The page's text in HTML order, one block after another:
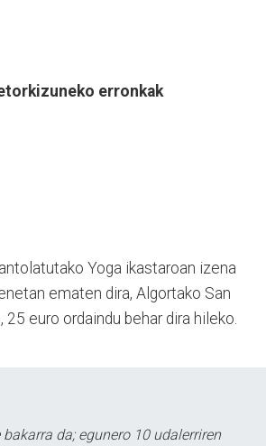
erronkak
Yoga ikastaroan izena
ematen dira, Algortako San
euro ordaindu behar dira hileko.
da; egunero 10 udalerriren